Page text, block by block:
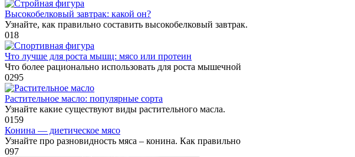
Высокобелковый завтрак: какой он?
Узнайте, как правильно составить высокобелковый завтрак.
018
Что лучше для роста мышц: мясо или протеин
Что более рационально использовать для роста мышечной
0295
Растительное масло: популярные сорта
Узнайте какие существуют виды растительного масла.
0159
Конина — диетическое мясо
Узнайте про разновидность мяса – конина. Как правильно
097